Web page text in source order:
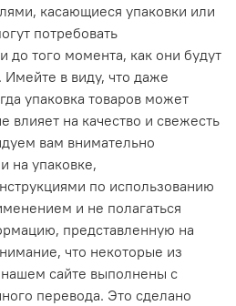
касающиеся упаковки или
потребовать
до того момента, как они будут
Имейте в виду, что даже
упаковка товаров может
влияет на качество и свежесть
вам внимательно
на упаковке,
по использованию
и не полагаться
представленную на
что некоторые из
сайте выполнены с
перевода. Это сделано